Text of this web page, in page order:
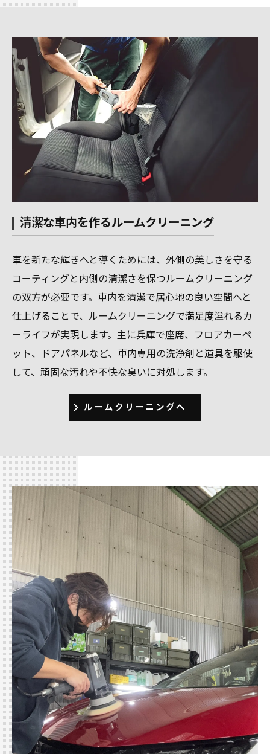
清潔な車内を作るルームクリーニング
車を新たな輝きへと導くためには、外側の美しさを守る
コーティングと内側の清潔さを保つルームクリーニング
の双方が必要です。車内を清潔で居心地の良い空間へと
仕上げることで、ルームクリーニングで満足度溢れるカ
ーライフが実現します。主に兵庫で座席、フロアカーペ
ット、ドアパネルなど、車内専用の洗浄剤と道具を駆使
して、頑固な汚れや不快な臭いに対処します。
ルームクリーニングへ